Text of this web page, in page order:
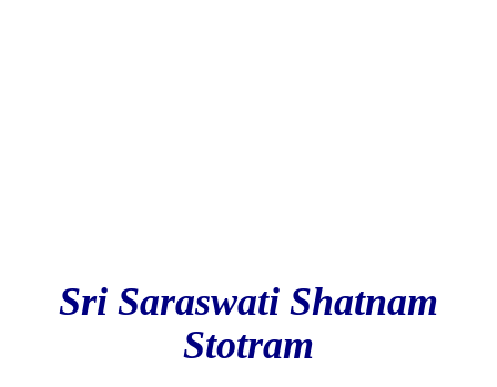
Sri Saraswati Shatnam
Stotram